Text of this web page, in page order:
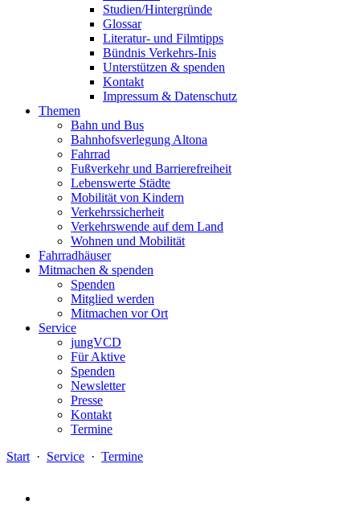
Studien/Hintergründe
Glossar
Literatur- und Filmtipps
Bündnis Verkehrs-Inis
Unterstützen & spenden
Kontakt
Impressum & Datenschutz
Themen
Bahn und Bus
Bahnhofsverlegung Altona
Fahrrad
Fußverkehr und Barrierefreiheit
Lebenswerte Städte
Mobilität von Kindern
Verkehrssicherheit
Verkehrswende auf dem Land
Wohnen und Mobilität
Fahrradhäuser
Mitmachen & spenden
Spenden
Mitglied werden
Mitmachen vor Ort
Service
jungVCD
Für Aktive
Spenden
Newsletter
Presse
Kontakt
Termine
Start · Service · Termine